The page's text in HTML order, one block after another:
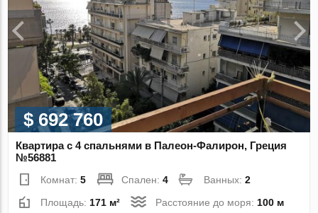
$ 692 760
Квартира с 4 спальнями в Палеон-Фалирон, Греция
№56881
Комнат:5 Спален:4 Ванных:2
Площадь: 171 м² Расстояние до моря: 100 м